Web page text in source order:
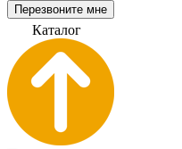
Перезвоните мне
Каталог